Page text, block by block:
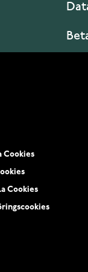
Cookies
Cookies